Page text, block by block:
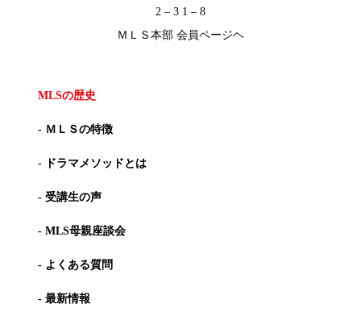
2 – 3 1 – 8
ＭＬＳ本部 会員ページヘ
MLSの歴史
- ＭＬＳの特徴
- ドラマメソッドとは
- 受講生の声
- MLS母親座談会
- よくある質問
- 最新情報